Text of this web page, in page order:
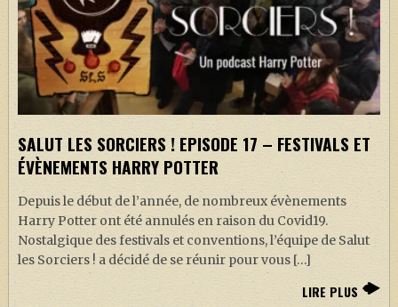
SALUT LES SORCIERS ! EPISODE 17 – FESTIVALS ET
ÉVÈNEMENTS HARRY POTTER
Depuis le début de l’année, de nombreux évènements
Harry Potter ont été annulés en raison du Covid19.
Nostalgique des festivals et conventions, l’équipe de Salut
les Sorciers ! a décidé de se réunir pour vous […]
LIRE PLUS